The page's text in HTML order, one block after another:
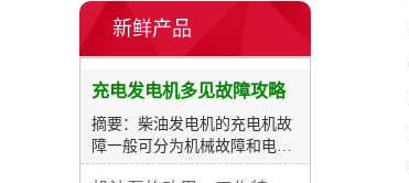
新鲜产品
充电发电机多见故障攻略
摘要：柴油发电机的充电机故
障一般可分为机械故障和电路
损坏两类。机械故障主妥是运